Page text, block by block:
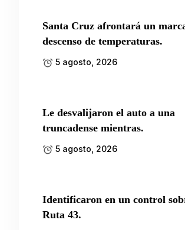
Santa Cruz afrontará un
descenso de temperaturas.
5 agosto, 2026
Le desvalijaron el auto a una
truncadense mientras.
5 agosto, 2026
Identificaron en un control
Ruta 43.